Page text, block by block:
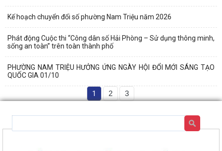
Kế hoạch chuyển đổi số phường Nam Triệu năm 2026
Phát động Cuộc thi “Công dân số Hải Phòng – Sử dụng thông minh,
sống an toàn” trên toàn thành phố
PHƯỜNG NAM TRIỆU HƯỞNG ỨNG NGÀY HỘI ĐỔI MỚI SÁNG TẠO
QUỐC GIA 01/10
1 2 3